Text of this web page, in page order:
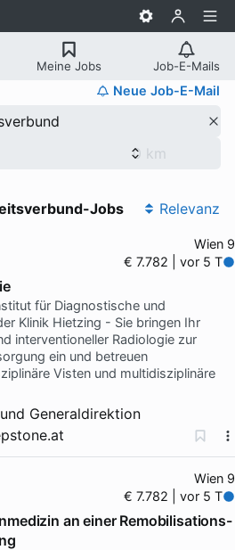
Meine Jobs Job-E-Mails
Neue Job-E-Mail
Jobs Relevanz
Wien 9
€ 7.782 | vor 5 T
für Diagnostische und
Klinik Hietzing - Sie bringen Ihr
interventioneller Radiologie zur
ein und betreuen
Visten und multidisziplinäre
Generaldirektion
Wien 9
€ 7.782 | vor 5 T
an einer Remobilisations-